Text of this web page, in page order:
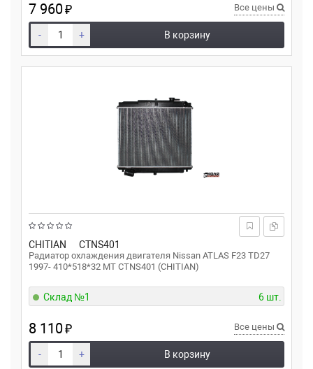
7 960₽ Все цены
- + В корзину
CHITIAN CTNS401
Радиатор охлаждения двигателя Nissan ATLAS F23 TD27
1997- 410*518*32 MT CTNS401 (CHITIAN)
Склад №1 6 шт.
8 110₽ Все цены
- + В корзину